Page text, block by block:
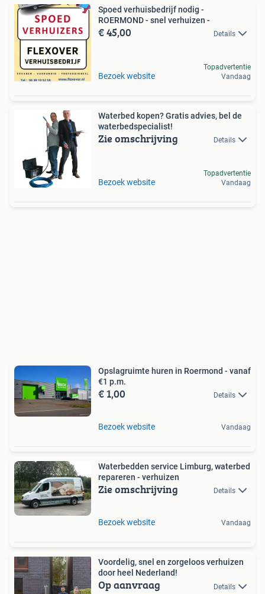
Spoed verhuisbedrijf nodig -
ROERMOND - snel verhuizen -
€ 45,00 Details
Bezoek website
Topadvertentie
Vandaag
Waterbed kopen? Gratis advies, bel de
waterbedspecialist!
Zie omschrijving Details
Bezoek website
Topadvertentie
Vandaag
Opslagruimte huren in Roermond - vanaf
€1 p.m.
€ 1,00 Details
Bezoek website Vandaag
Waterbedden service Limburg, waterbed
repareren - verhuizen
Zie omschrijving Details
Bezoek website Vandaag
Voordelig, snel en zorgeloos verhuizen
door heel Nederland!
Op aanvraag Details